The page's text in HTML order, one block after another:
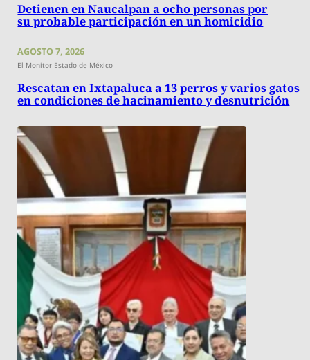
Detienen en Naucalpan a ocho personas por
su probable participación en un homicidio
AGOSTO 7, 2026
El Monitor Estado de México
Rescatan en Ixtapaluca a 13 perros y varios gatos
en condiciones de hacinamiento y desnutrición